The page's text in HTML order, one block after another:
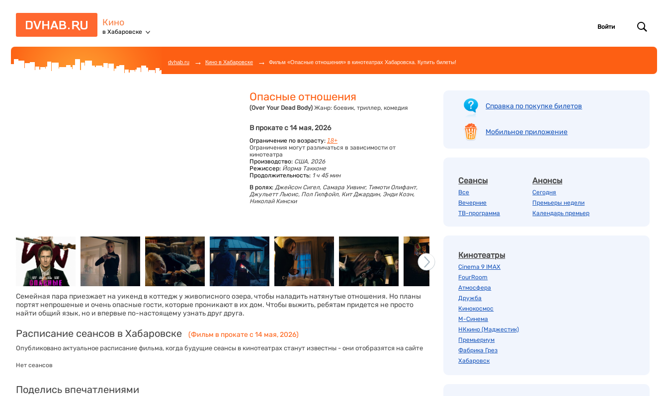
Кино
в Хабаровске
Войти
dvhab.ru → Кино в Хабаровске → Фильм «Опасные отношения» в кинотеатрах Хабаровска. Купить билеты!
Опасные отношения
(Over Your Dead Body) Жанр: боевик, триллер, комедия
В прокате с 14 мая, 2026
Ограничение по возрасту: 18+
Ограничения могут различаться в зависимости от
кинотеатра
Производство: США, 2026
Режиссер: Йорма Такконе
Продолжительность: 1 ч 45 мин
В ролях: Джейсон Сигел, Самара Уивинг, Тимоти Олифант,
Джульетт Льюис, Пол Гилфойл, Кит Джардин, Энди Коэн,
Николай Кински
Семейная пара приезжает на уикенд в коттедж у живописного озера, чтобы наладить натянутые отношения. Но планы
портят непрошеные и очень опасные гости, которые проникают в их дом. Чтобы выжить, ребятам придется не просто
найти общий язык, но и впервые по-настоящему узнать друг друга.
Расписание сеансов в Хабаровске (Фильм в прокате с 14 мая, 2026)
Опубликовано актуальное расписание фильма, когда будущие сеансы в кинотеатрах станут известны - они отобразятся на сайте
Нет сеансов
Поделись впечатлениями
Справка по покупке билетов
Мобильное приложение
Сеансы
Все
Вечерние
ТВ-программа
Анонсы
Сегодня
Премьеры недели
Календарь премьер
Кинотеатры
Cinema 9 IMAX
FourRoom
Атмосфера
Дружба
Кинокосмос
М-Синема
НКкино (Маджестик)
Премьериум
Фабрика Грез
Хабаровск